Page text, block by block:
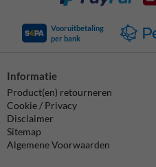
Vooruitbetaling
per bank
Informatie
Product(en) retourneren
Cookie / Privacy
Disclaimer
Sitemap
Algemene Voorwaarden